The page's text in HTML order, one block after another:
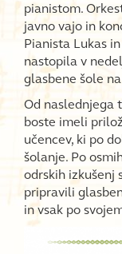
pianistom.
javno vajo in
Pianista Lukas
nastopila v
glasbene šole
Od naslednjega
boste imeli
učencev, ki po
šolanje. Po
odrskih izkušenj
pripravili
in vsak po